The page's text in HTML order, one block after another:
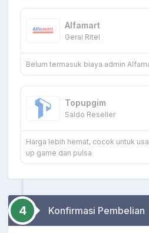
Alfamart
Gerai Ritel
Belum termasuk biaya admin
Topupgim
Saldo Reseller
Harga lebih hemat, cocok untuk
up game dan pulsa
4 Konfirmasi Pembelian